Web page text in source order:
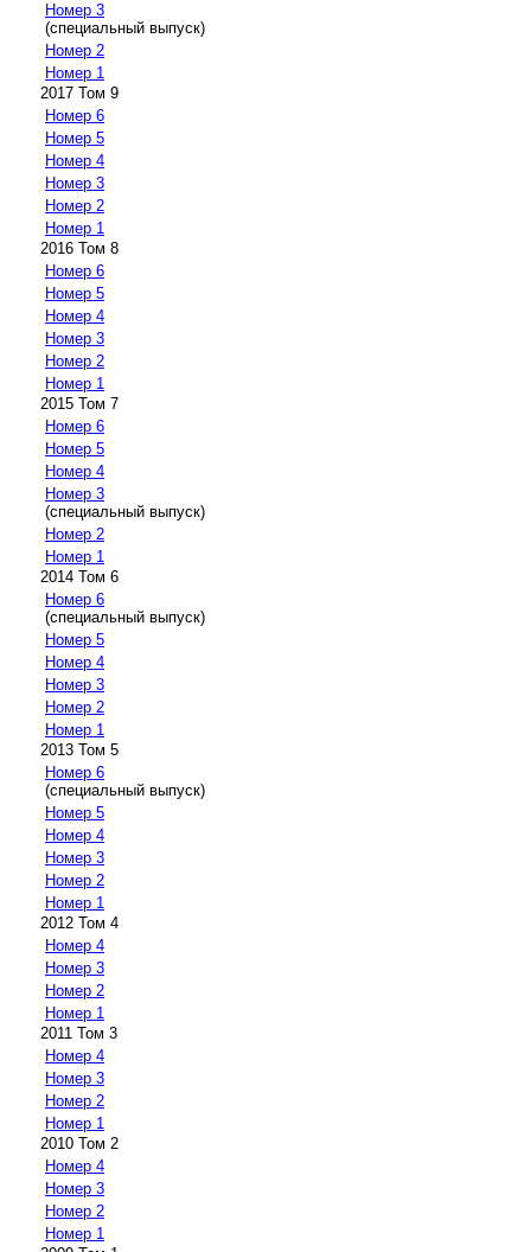
Номер 3
(специальный выпуск)
Номер 2
Номер 1
2017 Том 9
Номер 6
Номер 5
Номер 4
Номер 3
Номер 2
Номер 1
2016 Том 8
Номер 6
Номер 5
Номер 4
Номер 3
Номер 2
Номер 1
2015 Том 7
Номер 6
Номер 5
Номер 4
Номер 3
(специальный выпуск)
Номер 2
Номер 1
2014 Том 6
Номер 6
(специальный выпуск)
Номер 5
Номер 4
Номер 3
Номер 2
Номер 1
2013 Том 5
Номер 6
(специальный выпуск)
Номер 5
Номер 4
Номер 3
Номер 2
Номер 1
2012 Том 4
Номер 4
Номер 3
Номер 2
Номер 1
2011 Том 3
Номер 4
Номер 3
Номер 2
Номер 1
2010 Том 2
Номер 4
Номер 3
Номер 2
Номер 1